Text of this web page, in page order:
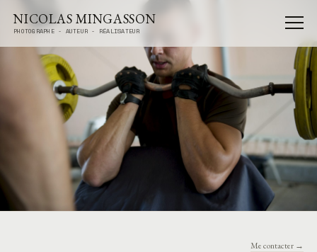
NICOLAS MINGASSON
PHOTOGRAPHE - AUTEUR - RÉALISATEUR
Me contacter →